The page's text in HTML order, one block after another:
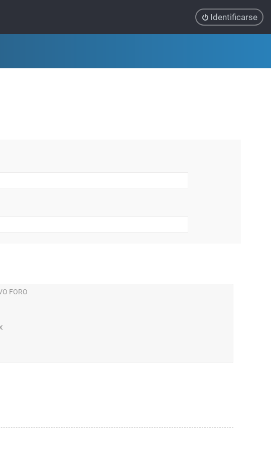
Identificarse